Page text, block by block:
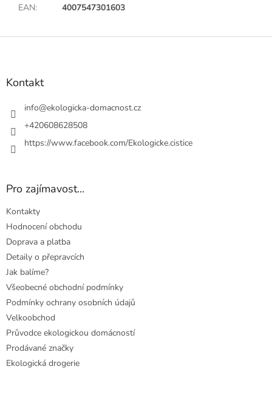
EAN: 4007547301603
Z
Kontakt
info@ekologicka-domacnost.cz
+420608628508
https://www.facebook.com/Ekologicke.cistice
Pro zajímavost...
Kontakty
Hodnocení obchodu
Doprava a platba
Detaily o přepravcích
Jak balíme?
Všeobecné obchodní podmínky
Podmínky ochrany osobních údajů
Velkoobchod
Průvodce ekologickou domácností
Prodávané značky
Ekologická drogerie